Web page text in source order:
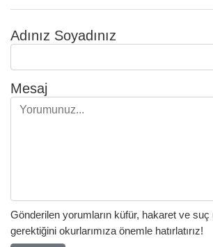
Adınız Soyadınız
Mesaj
Gönderilen yorumların küfür, hakaret ve
gerektiğini okurlarımıza önemle hatırlatırız!